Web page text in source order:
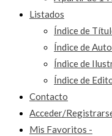
Listados
Índice de
Índice de
Índice de
Índice de
Contacto
Acceder/
Mis Favoritos -